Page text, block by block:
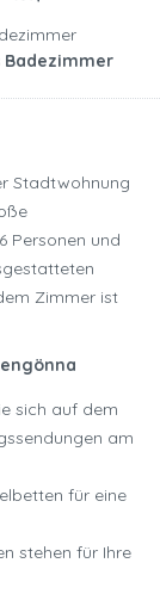
Badezimmer
Stadtwohnung
Personen und
Zimmer ist
sich auf dem
am
für eine
stehen für Ihre